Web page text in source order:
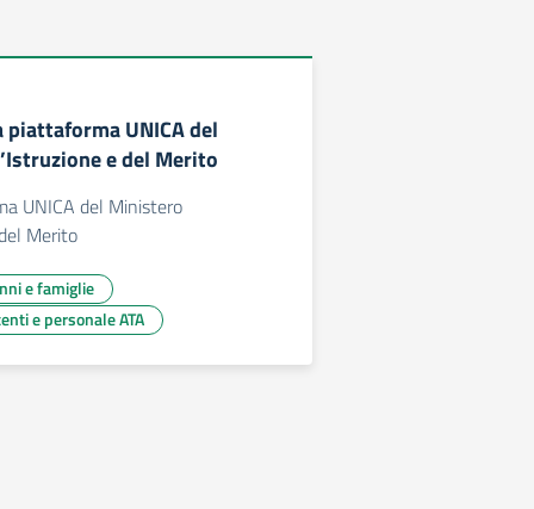
piattaforma UNICA del
e del Merito
UNICA del Ministero
Merito
e famiglie
e personale ATA